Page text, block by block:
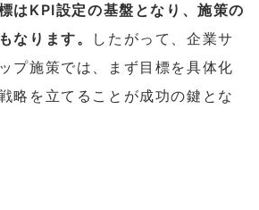
はKPI設定の基盤となり、施策の
なります。
したがって、企業サ
プ施策では、まず目標を具体化
略を立てることが成功の鍵とな